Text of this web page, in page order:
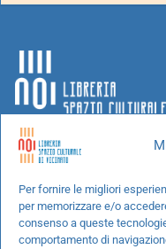
Per fornire le migliori
per memorizzare e/o
consenso a queste
comportamento di
Chi siamo
Progetti speciali
Richiedi un libro